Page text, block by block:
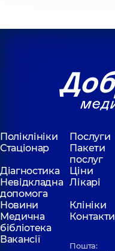
Поліклініки
Послуги
Стаціонар
Пакети
послуг
Діагностика
Ціни
Невідкладна
допомога
Лікарі
Новини
Клініки
Медична
бібліотека
Контакти
Вакансії
Пошта: